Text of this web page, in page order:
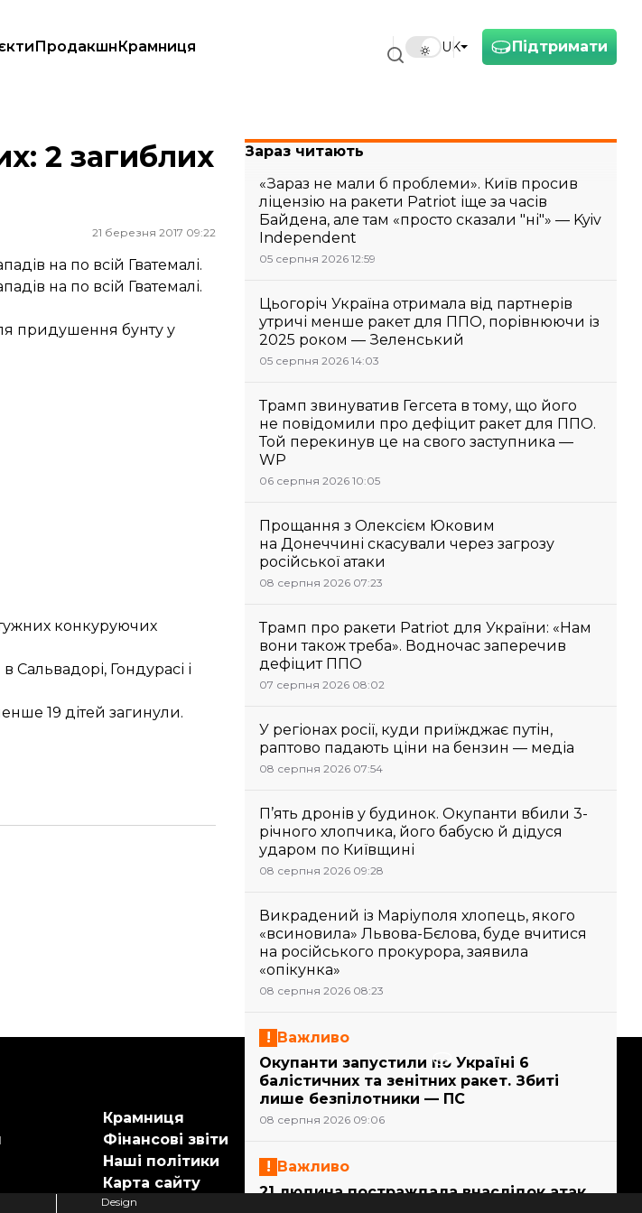
Підтримати
UK
ПродакшнКрамниця
2 загиблих
21 березня 2017 09:22
на по всій Гватемалі.
на по всій Гватемалі.
придушення бунту у
конкуруючих
Сальвадорі, Гондурасі і
19 дітей загинули.
Зараз читають
«Зараз не мали б проблеми». Київ просив
ліцензію на ракети Patriot іще за часів
Байдена, але там «просто сказали "ні"» — Kyiv
Independent
05 серпня 2026 12:59
Цьогоріч Україна отримала від партнерів
утричі менше ракет для ППО, порівнюючи із
2025 роком — Зеленський
05 серпня 2026 14:03
Трамп звинуватив Гегсета в тому, що його
не повідомили про дефіцит ракет для ППО.
Той перекинув це на свого заступника —
WP
06 серпня 2026 10:05
Прощання з Олексієм Юковим
на Донеччині скасували через загрозу
російської атаки
08 серпня 2026 07:23
Трамп про ракети Patriot для України: «Нам
вони також треба». Водночас заперечив
дефіцит ППО
07 серпня 2026 08:02
У регіонах росії, куди приїжджає путін,
раптово падають ціни на бензин — медіа
08 серпня 2026 07:54
П’ять дронів у будинок. Окупанти вбили 3-
річного хлопчика, його бабусю й дідуся
ударом по Київщині
08 серпня 2026 09:28
Викрадений із Маріуполя хлопець, якого
«всиновила» Львова-Бєлова, буде вчитися
на російського прокурора, заявила
«опікунка»
08 серпня 2026 08:23
Важливо
Окупанти запустили по Україні 6
балістичних та зенітних ракет. Збиті
лише безпілотники — ПС
08 серпня 2026 09:06
Важливо
21 людина постраждала внаслідок атак
Підтримати
Підтримай hromadske.
Крамниця
Фінансові звіти
Наші політики
Карта сайту
Design